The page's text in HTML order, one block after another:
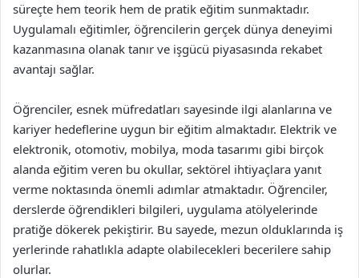
süreçte hem teorik hem de pratik eğitim sunmaktadır.
Uygulamalı eğitimler, öğrencilerin gerçek dünya deneyimi
kazanmasına olanak tanır ve işgücü piyasasında rekabet
avantajı sağlar.
Öğrenciler, esnek müfredatları sayesinde ilgi alanlarına ve
kariyer hedeflerine uygun bir eğitim almaktadır. Elektrik ve
elektronik, otomotiv, mobilya, moda tasarımı gibi birçok
alanda eğitim veren bu okullar, sektörel ihtiyaçlara yanıt
verme noktasında önemli adımlar atmaktadır. Öğrenciler,
derslerde öğrendikleri bilgileri, uygulama atölyelerinde
pratiğe dökerek pekiştirir. Bu sayede, mezun olduklarında iş
yerlerinde rahatlıkla adapte olabilecekleri becerilere sahip
olurlar.